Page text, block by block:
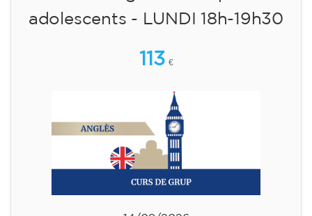
15/09/2026
🏷️ Prix par mensualité : 113 €
✔️ Jusqu'au 31 juillet 2026 : inscription gratuite
(+ matériel 51 €, paiement unique)
✔️ À partir du 1ᵉʳ août 2026 : inscription +
matériel inclus 95 € (paiement unique)
Places limitées !